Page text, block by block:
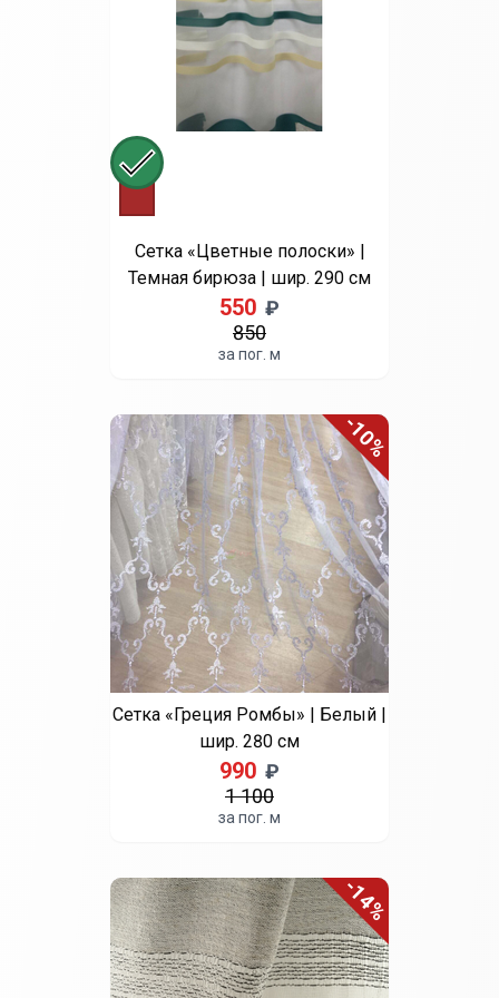
250₽
300
за пог. м
Выберите цвет
Апельсин
Бирюзовый
Желтый
Коричневый
Крем
Лаванда
Лайм
Лиловый
Молочный
Оранжевый
Персиковый
Синий
Темная бирюза
Темно-голубой